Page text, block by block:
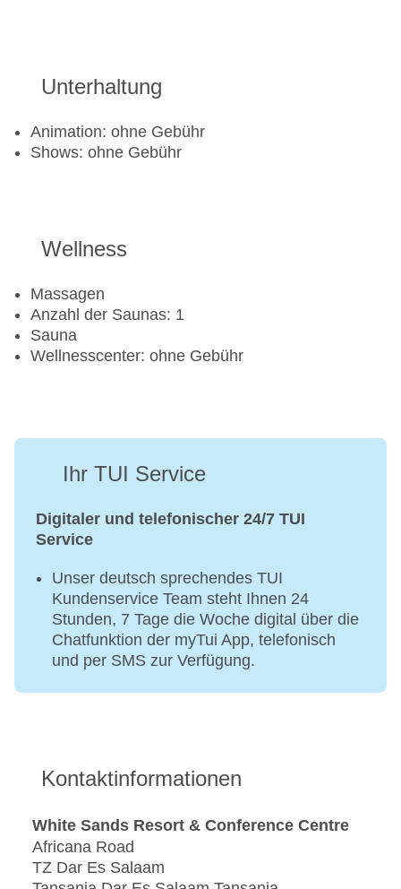
Golf
Golfplatz
Unterhaltung
Animation: ohne Gebühr
Shows: ohne Gebühr
Wellness
Massagen
Anzahl der Saunas: 1
Sauna
Wellnesscenter: ohne Gebühr
Ihr TUI Service
Digitaler und telefonischer 24/7 TUI
Service
Unser deutsch sprechendes TUI
Kundenservice Team steht Ihnen 24
Stunden, 7 Tage die Woche digital über die
Chatfunktion der myTui App, telefonisch
und per SMS zur Verfügung.
Kontaktinformationen
White Sands Resort & Conference Centre
Africana Road
TZ Dar Es Salaam